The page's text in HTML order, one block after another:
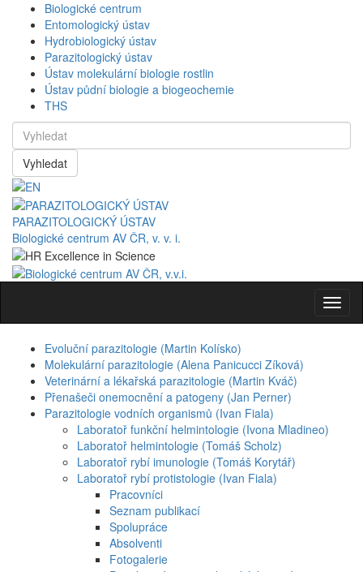
Biologické centrum
Entomologický ústav
Hydrobiologický ústav
Parazitologický ústav
Ústav molekulární biologie rostlin
Ústav půdní biologie a biogeochemie
THS
Vyhledat
PARAZITOLOGICKÝ ÚSTAV
Biologické centrum AV ČR, v. v. i.
Evoluční parazitologie (Martin Kolísko)
Molekulární parazitologie (Alena Panicucci Zíková)
Veterinární a lékařská parazitologie (Martin Kváč)
Přenašeči onemocnění a patogeny (Jan Perner)
Parazitologie vodních organismů (Ivan Fiala)
Laboratoř funkční helmintologie (Ivona Mladineo)
Laboratoř helmintologie (Tomáš Scholz)
Laboratoř rybí imunologie (Tomáš Korytář)
Laboratoř rybí protistologie (Ivan Fiala)
Pracovníci
Seznam publikací
Spolupráce
Absolventi
Fotogalerie